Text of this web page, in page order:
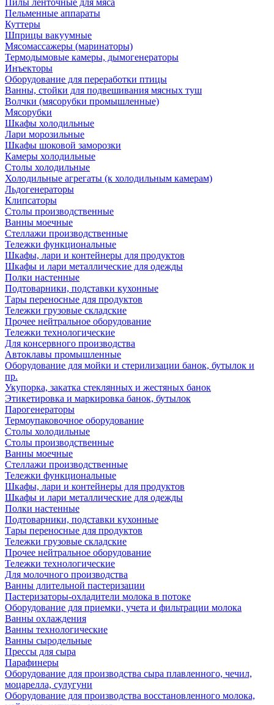
Пилы ленточные для мяса
Пельменные аппараты
Куттеры
Шприцы вакуумные
Мясомассажеры (маринаторы)
Термодымовые камеры, дымогенераторы
Инъекторы
Оборудование для переработки птицы
Ванны, стойки для подвешивания мясных туш
Волчки (мясорубки промышленные)
Мясорубки
Шкафы холодильные
Лари морозильные
Шкафы шоковой заморозки
Камеры холодильные
Столы холодильные
Холодильные агрегаты (к холодильным камерам)
Льдогенераторы
Клипсаторы
Столы производственные
Ванны моечные
Стеллажи производственные
Тележки функциональные
Шкафы, лари и контейнеры для продуктов
Шкафы и лари металлические для одежды
Полки настенные
Подтоварники, подставки кухонные
Тары переносные для продуктов
Тележки грузовые складские
Прочее нейтральное оборудование
Тележки технологические
Для консервного производства
Автоклавы промышленные
Оборудование для мойки и стерилизации банок, бутылок и
пр.
Укупорка, закатка стеклянных и жестяных банок
Этикетировка и маркировка банок, бутылок
Парогенераторы
Термоупаковочное оборудование
Столы холодильные
Столы производственные
Ванны моечные
Стеллажи производственные
Тележки функциональные
Шкафы, лари и контейнеры для продуктов
Шкафы и лари металлические для одежды
Полки настенные
Подтоварники, подставки кухонные
Тары переносные для продуктов
Тележки грузовые складские
Прочее нейтральное оборудование
Тележки технологические
Для молочного производства
Ванны длительной пастеризации
Пастеризаторы-охладители молока в потоке
Оборудование для приемки, учета и фильтрации молока
Ванны охлаждения
Ванны технологические
Ванны сыродельные
Прессы для сыра
Парафинеры
Оборудование для производства сыра плавленного, чечил,
моцарелла, сулугуни
Оборудование для производства восстановленного молока,